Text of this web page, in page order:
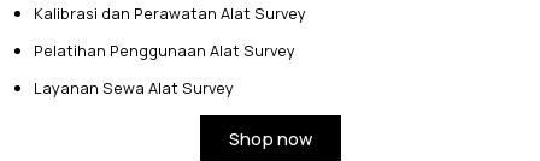
Kalibrasi dan Perawatan Alat Survey
Pelatihan Penggunaan Alat Survey
Layanan Sewa Alat Survey
Shop now